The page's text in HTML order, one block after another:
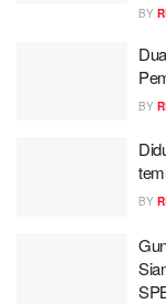
BY
BY
BY